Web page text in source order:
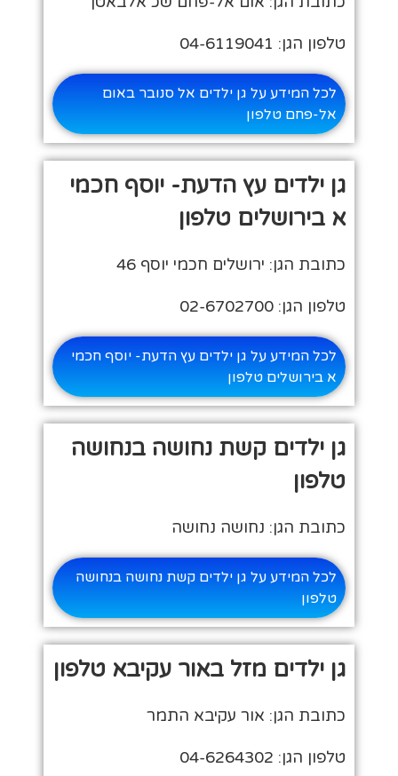
טלפון הגן: 04-6119041
לכל המידע על גן ילדים אל סנובר באום
אל-פחם טלפון
גן ילדים עץ הדעת- יוסף חכמי
א בירושלים טלפון
כתובת הגן: ירושלים חכמי יוסף 46
טלפון הגן: 02-6702700
לכל המידע על גן ילדים עץ הדעת- יוסף חכמי
א בירושלים טלפון
גן ילדים קשת נחושה בנחושה
טלפון
כתובת הגן: נחושה נחושה
לכל המידע על גן ילדים קשת נחושה בנחושה
טלפון
גן ילדים מזל באור עקיבא טלפון
כתובת הגן: אור עקיבא התמר
טלפון הגן: 04-6264302